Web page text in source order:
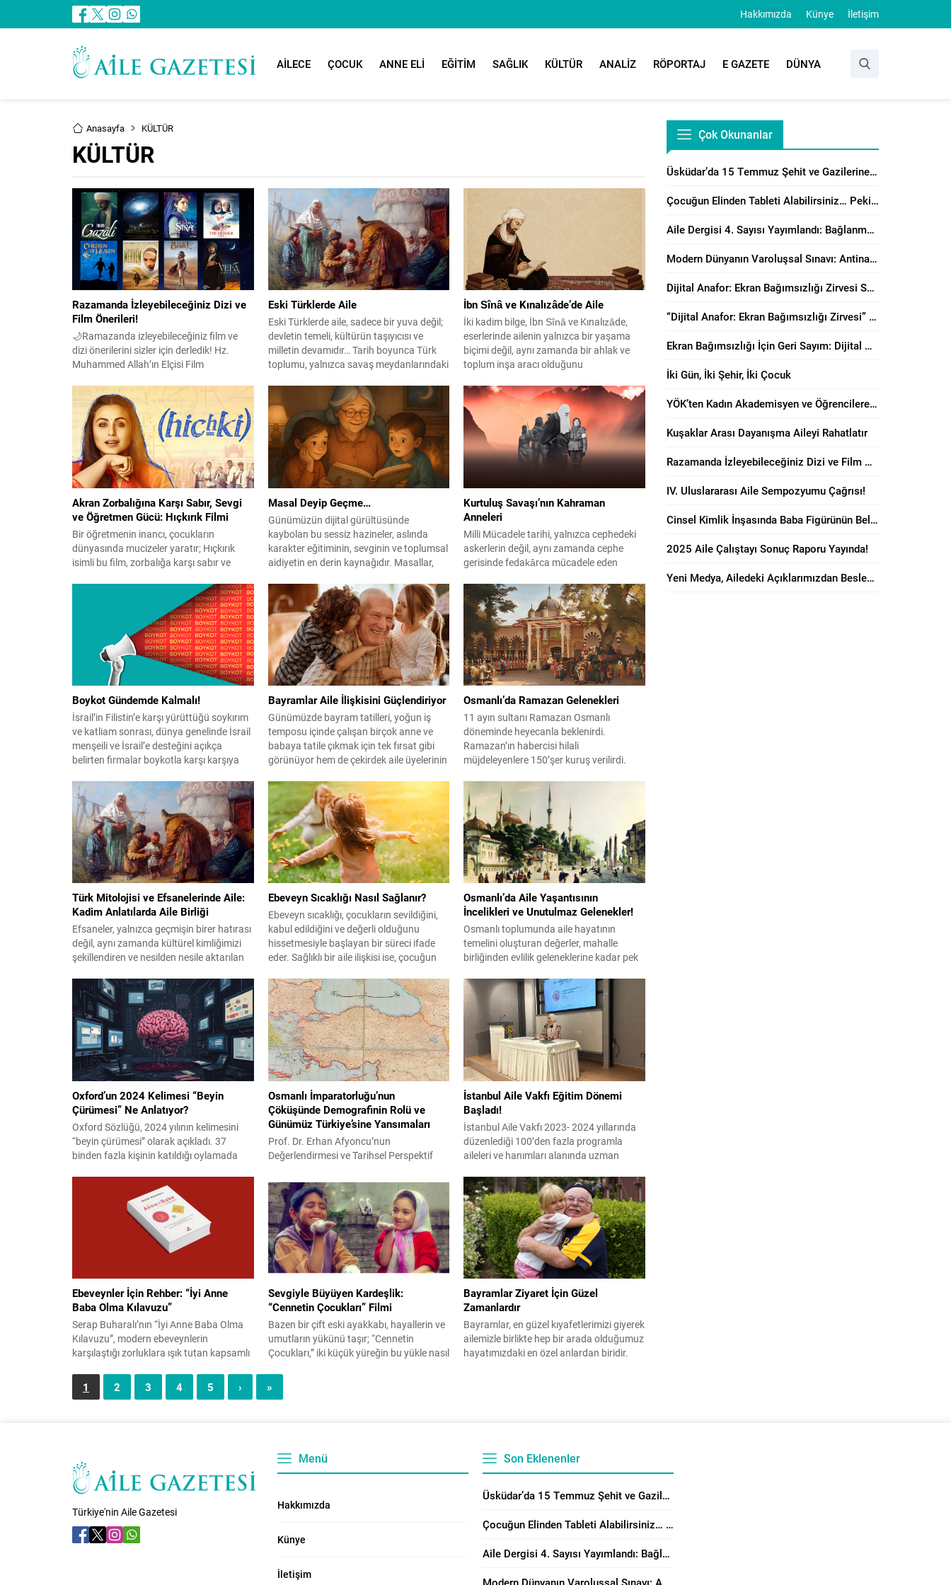
Hakkımızda Künye İletişim
AİLECE ÇOCUK ANNE ELİ EĞİTİM SAĞLIK KÜLTÜR ANALİZ RÖPORTAJ E GAZETE DÜNYA
Anasayfa KÜLTÜR
KÜLTÜR
Razamanda İzleyebileceğiniz Dizi ve
Film Önerileri!
🌙Ramazanda izleyebileceğiniz film ve
dizi önerilerini sizler için derledik! Hz.
Muhammed Allah’ın Elçisi Film
sallallahu aleyhi ve sellem’in 12 yaşına
kadar geçen hayatını konu alıyor. İmam
Gazali Hüccet’ül- İslam 11. yüzyıl Selçuklu
dünyasında geçen bu karakter odaklı
tarihî drama, Gazâlî’nin inişler ve
çıkışlarla dolu hayatını anlatıyor....
Eski Türklerde Aile
Eski Türklerde aile, sadece bir yuva değil;
devletin temeli, kültürün taşıyıcısı ve
milletin devamıdır… Tarih boyunca Türk
toplumu, yalnızca savaş meydanlarındaki
sağlamlığıyla da dikkat çekmiştir. Bu
sağlam yapının temelinde ise her yönüyle
güçlü, köklü ve işlevsel bir aile anlayışı yer
alır. Aile, Eski Türklerde sadece bir...
İbn Sînâ ve Kınalızâde’de Aile
İki kadim bilge, İbn Sînâ ve Kınalızâde,
eserlerinde ailenin yalnızca bir yaşama
biçimi değil, aynı zamanda bir ahlak ve
toplum inşa aracı olduğunu
terbiyesine, ev düzeninden toplumsal
bütünlüğe uzanan güçlü bir bakış
sunuyor. Günümüzde yaşanan
gelişmelerin ve teknolojiyle beraber gelen
problemlerin en çok etkilediği unsurların
başında...
Akran Zorbalığına Karşı Sabır, Sevgi
ve Öğretmen Gücü: Hıçkırık Filmi
Bir öğretmenin inancı, çocukların
dünyasında mucizeler yaratır; Hıçkırık
isimli bu film, zorbalığa karşı sabır ve
Tourette Sendromu olan Naina
öğretmenin, öğrencileriyle kurduğu bağ
sayesinde akran zorbalığına karşı sevgi,
sabır ve dayanışmanın gücünü konu
alıyor. Naina, öğretmenlik hayaline
kavuştuğunda, karşısına toplum
tarafından dışlanmış ve “problemli”
olarak görülen...
Masal Deyip Geçme…
Günümüzün dijital gürültüsünde
kaybolan bu sessiz hazineler, aslında
karakter eğitiminin, sevginin ve toplumsal
aidiyetin en derin kaynağıdır. Masallar,
Kuvvetlendirir Masallar çocuklar için hem
eğlencenin adresi hem de aile terbiyesi
için vazgeçilmez bir başvuru kaynağıdır.
İyilerin daima kazandığı masal dünyası,
çocuk mantığına uygun bir şekilde algıyı
istenen...
Kurtuluş Savaşı’nın Kahraman
Anneleri
Milli Mücadele tarihi, yalnızca cephedeki
askerlerin değil, aynı zamanda cephe
gerisinde fedakârca mücadele eden
destanda en büyük pay, annelerin
taşırken, korurken, ölürken anlattığı
satırlardır. Şerife Bacı, Fatma Çavuş, Ayşe
Çavuş, Zeynep Kamil ve ismini
bilmediğimiz niceleri… Onlar yalnızca
çocuklarına değil, geleceğe, vatana,
toprağa analık etmişlerdir....
Boykot Gündemde Kalmalı!
İsrail’in Filistin’e karşı yürüttüğü soykırım
ve katliam sonrası, dünya genelinde İsrail
menşeili ve İsrail’e desteğini açıkça
belirten firmalar boykotla karşı karşıya
gün ki gibi karşılık bulmadığı da aşikar. Bu
sebeple yapabilecek en güçlü karşı koyma
şekli olan boykotun gündemden
düşmemesi gerekiyor. Propaganda
Karşıtı...
Bayramlar Aile İlişkisini Güçlendiriyor
Günümüzde bayram tatilleri, yoğun iş
temposu içinde çalışan birçok anne ve
babaya tatile çıkmak için tek fırsat gibi
görünüyor hem de çekirdek aile üyelerinin
Uzman Klinik Psikolog Ece Eryılmaz, “Her
bayram ailece yapılacak ritüeller,
çocuklara güven ve aidiyet hissi verirken,
bir yandan da gelecekte hatırlayacakları
mutlu...
Osmanlı’da Ramazan Gelenekleri
11 ayın sultanı Ramazan Osmanlı
döneminde heyecanla beklenirdi.
Ramazan’ın habercisi hilali
müjdeleyenlere 150’şer kuruş verilirdi.
Müslümanlar gibi gayrimüslimler de
değer verirdi. Ramazan ayının gelmesiyle
birlikte Osmanlı Devleti, halkının mübarek
ay içinde nasıl davranması gerektiğini
belirten bir tembihname yayınlardı.
Tembihnamelerde; Müslümanların beş
vakit namazı camide cemaatle birlikte...
Türk Mitolojisi ve Efsanelerinde Aile:
Kadim Anlatılarda Aile Birliği
Efsaneler, yalnızca geçmişin birer hatırası
değil, aynı zamanda kültürel kimliğimizi
şekillendiren ve nesilden nesile aktarılan
kadim ruhunu yansıtan bu hikâyeler, aile
yapımızı ve toplumsal değerlerimizi nasıl
etkilemiştir? Gelin, bu büyüleyici
anlatıların izini birlikte sürelim… Anadolu
efsanelerinin temelinde, hem eski Türk
mitolojisinin izlerine rastlanır hem de
Anadolu’ya...
Ebeveyn Sıcaklığı Nasıl Sağlanır?
Ebeveyn sıcaklığı, çocukların sevildiğini,
kabul edildiğini ve değerli olduğunu
hissetmesiyle başlayan bir süreci ifade
eder. Sağlıklı bir aile ilişkisi ise, çocuğun
Sıcaklığı nedir? Hiç çocuğunuza
sarıldığınızda yüzündeki mutluluğu fark
ettiniz mi? İşte bu, ebeveyn sıcaklığının
somut bir göstergesidir. Ebeveyn sıcaklığı,
anne-babanın çocuklarına sevgi, şefkat...
Osmanlı’da Aile Yaşantısının
İncelikleri ve Unutulmaz Gelenekler!
Osmanlı toplumunda aile hayatının
temelini oluşturan değerler, mahalle
birliğinden evlilik geleneklerine kadar pek
yansıyordu? İşte, Osmanlı ailesinin derin
kökleri ve bugünümüze bıraktığı miras!
Osmanlı aile yapısı “geleneksel, ataerkil ve
geniş aile modeline” dayanıyordu. Erkek
ve hanım istidât ve kabiliyetlerine göre
toplumda yerini almıştır. Baba aile...
Oxford’un 2024 Kelimesi “Beyin
Çürümesi” Ne Anlatıyor?
Oxford Sözlüğü, 2024 yılının kelimesini
“beyin çürümesi” olarak açıkladı. 37
binden fazla kişinin katıldığı oylamada
aileler üzerindeki etkilerine dikkat çekiyor.
Her sene yılın kelimesi seçimini
duyuran Oxford Sözlüğü, 2024 yılının
kelimesi olarak “brain rot” yani “beyin
çürümesi” kelimesini seçti. Bu terim, 37
Osmanlı İmparatorluğu’nun
Çöküşünde Demografinin Rolü ve
Günümüz Türkiye’sine Yansımaları
Prof. Dr. Erhan Afyoncu’nun
Değerlendirmesi ve Tarihsel Perspektif
artmayınca çökmüştü.” Tarihçi Prof.Dr.
Erhan Afyoncu, Osmanlı
İmparatorluğu’nun çöküş sürecinde
demografinin oynadığı kritik rolü analiz
ederken, bu faktörün genellikle göz ardı
edildiğini vurgulamaktadır. Afyoncu’nun
değerlendirmesine göre, Osmanlı’nın
yenilgilerinde yalnızca teknolojik gerilik
değil, aynı zamanda nüfusunun...
İstanbul Aile Vakfı Eğitim Dönemi
Başladı!
İstanbul Aile Vakfı 2023- 2024 yıllarında
düzenlediği 100’den fazla programla
aileleri ve hanımları alanında uzman
istifadeli seminerler gerçekleştirmişti. Bu
yıl yine çok çeşitli konu ve kıymetli
konuklarla yeni seminer dönemini
başlatıyor. İstanbul Aile Vakfı’nın
düzenlediği “Önceliğimiz AİLEMİZ” eğitim
programının açılışı, Uzman Psikolog Esra
Oras’ın katıldığı “Aile Hayatına...
Ebeveynler İçin Rehber: “İyi Anne
Baba Olma Kılavuzu”
Serap Buharalı’nın “İyi Anne Baba Olma
Kılavuzu”, modern ebeveynlerin
karşılaştığı zorluklara ışık tutan kapsamlı
gelişiminin farklı aşamalarını ele alarak,
her yaş dönemi için uygun ebeveynlik
ifade...
Sevgiyle Büyüyen Kardeşlik:
“Cennetin Çocukları” Filmi
Bazen bir çift eski ayakkabı, hayallerin ve
umutların yükünü taşır; “Cennetin
Çocukları,” iki küçük yüreğin bu yükle nasıl
yoksul mahallelerinden birinde yaşayan
götürdüğünde,...
Bayramlar Ziyaret İçin Güzel
Zamanlardır
Bayramlar, en güzel kıyafetlerimizi giyerek
ailemizle birlikte hep bir arada olduğumuz
hayatımızdaki en özel anlardan biridir.
iki kere insanları birbirleriyle buluşturan
dinî bayramlar, inanan insanlar
1 2 3 4 5 › »
Çok Okunanlar
Üsküdar’da 15 Temmuz Şehit ve Gazilerine Anlamlı Program
Çocuğun Elinden Tableti Alabilirsiniz… Peki Yerine Ne Vereceksiniz?
Aile Dergisi 4. Sayısı Yayımlandı: Bağlanma, Örgütsel Çatışma Çözümü ve Manevi Danışmanlık Perspektiflerinden Aile Çalışmaları
Modern Dünyanın Varoluşsal Sınavı: Antinatalizm’e Karşı Neslin Muhafazasının Önemi
Dijital Anafor: Ekran Bağımsızlığı Zirvesi Sonuç Bildirisi Yayımlandı!
“Dijital Anafor: Ekran Bağımsızlığı Zirvesi” İstanbul’da Başladı
Ekran Bağımsızlığı İçin Geri Sayım: Dijital Anafor Zirvesi Başlıyor!
İki Gün, İki Şehir, İki Çocuk
YÖK’ten Kadın Akademisyen ve Öğrencilere “Anne Dostu” Karar!
Kuşaklar Arası Dayanışma Aileyi Rahatlatır
Razamanda İzleyebileceğiniz Dizi ve Film Önerileri!
IV. Uluslararası Aile Sempozyumu Çağrısı!
Cinsel Kimlik İnşasında Baba Figürünün Belirleyici Rolü
2025 Aile Çalıştayı Sonuç Raporu Yayında!
Yeni Medya, Ailedeki Açıklarımızdan Besleniyor!
Türkiye'nin Aile Gazetesi
Menü
Hakkımızda
Künye
İletişim
Son Eklenenler
Üsküdar’da 15 Temmuz Şehit ve Gazilerine Anlamlı Program
Çocuğun Elinden Tableti Alabilirsiniz… Peki Yerine Ne Vereceksiniz?
Aile Dergisi 4. Sayısı Yayımlandı: Bağlanma, Örgütsel Çatışma Çözümü ve Manevi Danışmanlık Perspektiflerinden Aile Çalışmaları